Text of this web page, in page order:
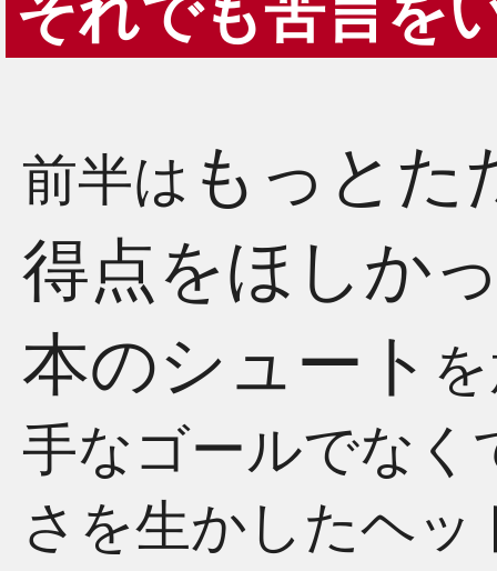
それでも苦言を
前半は もっとた
得点をほしか
本のシュート
手なゴールでなく
さを生かしたヘ